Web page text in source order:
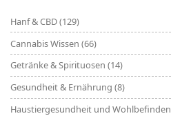
Hanf & CBD(129)
Cannabis Wissen (66)
Getränke & Spirituosen (14)
Gesundheit & Ernährung (8)
Haustiergesundheit und Wohlbefinden